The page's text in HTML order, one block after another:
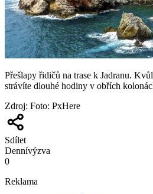
Přešlapy řidičů na trase k Jadranu.
strávíte dlouhé hodiny v obřích
Zdroj: Foto: PxHere
Sdílet
Dennívýzva
0
Reklama